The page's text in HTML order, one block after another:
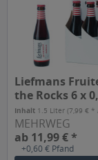
Liefmans
the Rocks 6 x
Inhalt 1.5 Liter(7,99 € *
MEHRWEG
ab 11,99 € *
+0,60 € Pfand